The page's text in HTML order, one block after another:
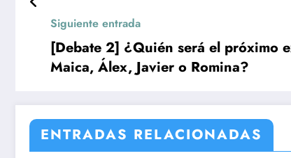
Siguiente entrada
[Debate 2] ¿Quién será el próximo
Maica, Álex, Javier o Romina?
ENTRADAS RELACIONADAS